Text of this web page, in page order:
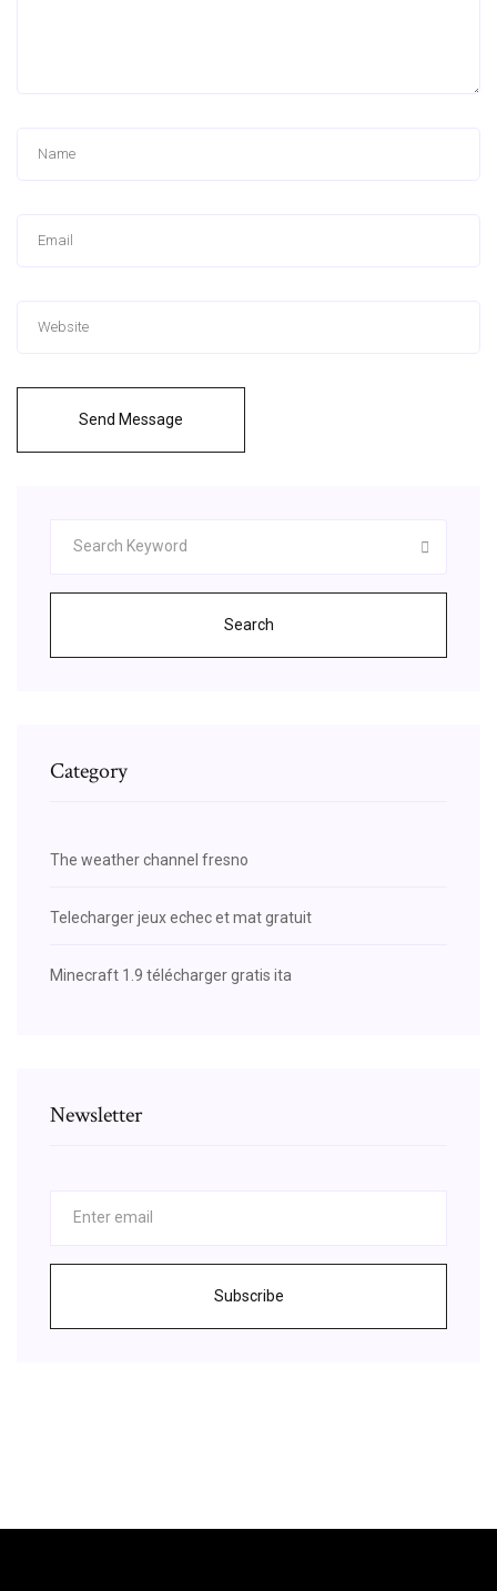
Send Message
Search
Category
The weather channel fresno
Telecharger jeux echec et mat gratuit
Minecraft 1.9 télécharger gratis ita
Newsletter
Subscribe